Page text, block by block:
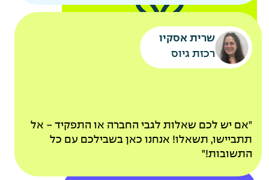
קייטנות מסובסדות
אקסטרא חופש להורים
לאחר ותק של שנה
פינוקים
ומתנות
שרית אסקיו
רכזת גיוס
"אם יש לכם שאלות לגבי החברה או התפקיד - אל
תתביישו, תשאלו! אנחנו כאן בשבילכם עם כל
התשובות!"